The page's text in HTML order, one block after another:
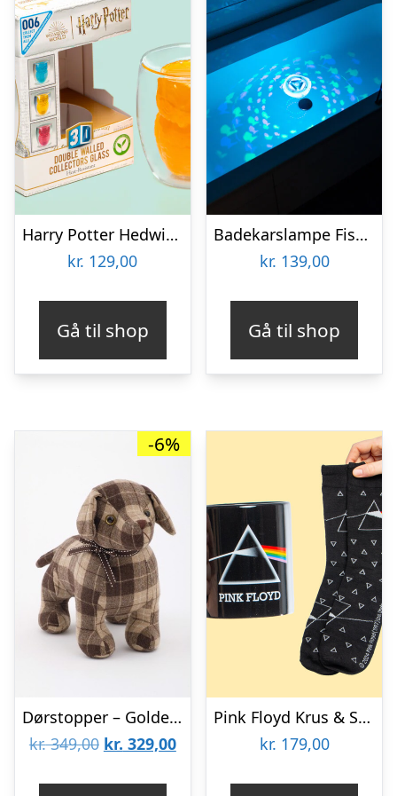
Harry Potter Hedwig 3D Krus
kr. 129,00
Gå til shop
Badekarslampe Fishworld – Spralla
kr. 139,00
Gå til shop
-6%
Dørstopper – Golden Labrador LACEY
kr.349,00 Den
kr. 329,00Den
Pink Floyd Krus & Sokker Gavesæt
kr. 179,00